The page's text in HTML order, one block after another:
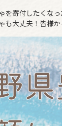
を寄付したくなっ
も大丈夫！皆様か